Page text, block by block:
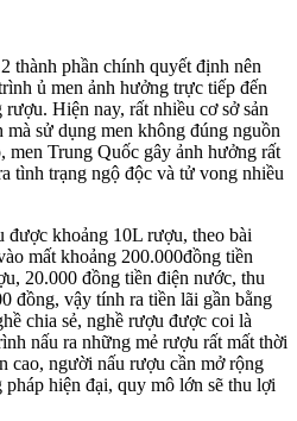
thành phần chính quyết định nên
ủ men ảnh hưởng trực tiếp đến
Hiện nay, rất nhiều cơ sở sản
sử dụng men không đúng nguồn
men Trung Quốc gây ảnh hưởng rất
tình trạng ngộ độc và tử vong nhiều
được khoảng 10L rượu, theo bài
mất khoảng 200.000đồng tiền
20.000 đồng tiền điện nước, thu
đồng, vậy tính ra tiền lãi gần bằng
chia sẻ, nghề rượu được coi là
nấu ra những mẻ rượu rất mất thời
cao, người nấu rượu cần mở rộng
hiện đại, quy mô lớn sẽ thu lợi